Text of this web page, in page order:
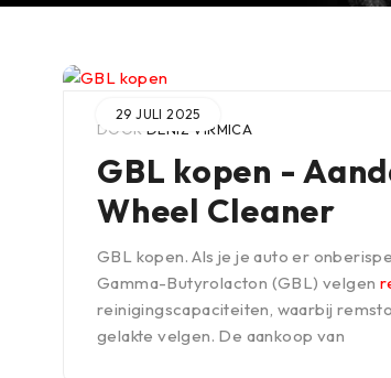
29 JULI 2025
DOOR DENIZ VIRMICA
GBL kopen -
Wheel Cleaner
GBL kopen. Als je je auto er
Gamma-Butyrolacton (GBL) velgen
reinigingscapaciteiten, waarbij
gelakte velgen. De aankoop van